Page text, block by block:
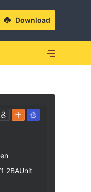
Download
2BAUnit